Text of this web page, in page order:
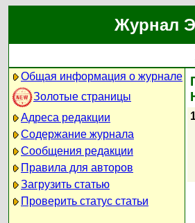
Журнал
Общая информация о журнале
Золотые страницы
Адреса редакции
Содержание журнала
Сообщения редакции
Правила для авторов
Загрузить статью
Проверить статус статьи